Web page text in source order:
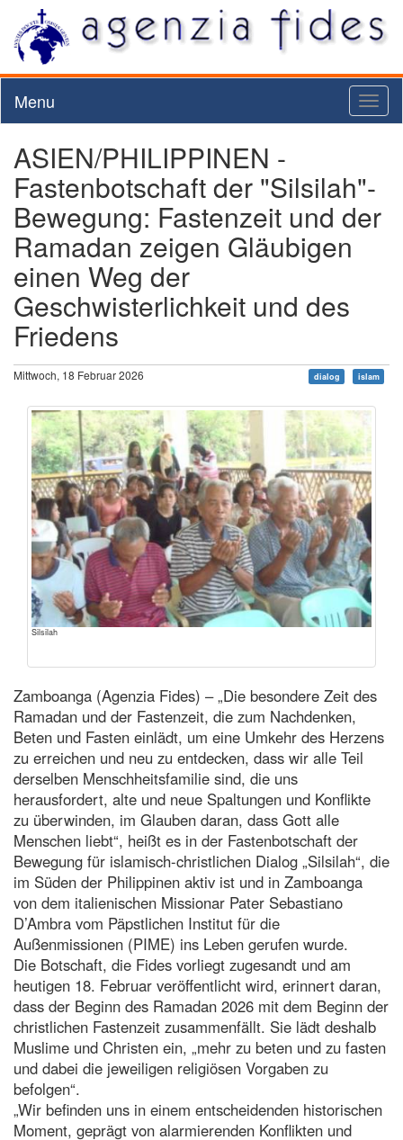
Menu
ASIEN/PHILIPPINEN -
Fastenbotschaft der "Silsilah"-
Bewegung: Fastenzeit und der
Ramadan zeigen Gläubigen
einen Weg der
Geschwisterlichkeit und des
Friedens
Mittwoch, 18 Februar 2026 dialog islam
Silsilah
Zamboanga (Agenzia Fides) – „Die besondere Zeit des
Ramadan und der Fastenzeit, die zum Nachdenken,
Beten und Fasten einlädt, um eine Umkehr des Herzens
zu erreichen und neu zu entdecken, dass wir alle Teil
derselben Menschheitsfamilie sind, die uns
herausfordert, alte und neue Spaltungen und Konflikte
zu überwinden, im Glauben daran, dass Gott alle
Menschen liebt“, heißt es in der Fastenbotschaft der
Bewegung für islamisch-christlichen Dialog „Silsilah“, die
im Süden der Philippinen aktiv ist und in Zamboanga
von dem italienischen Missionar Pater Sebastiano
D’Ambra vom Päpstlichen Institut für die
Außenmissionen (PIME) ins Leben gerufen wurde.
Die Botschaft, die Fides vorliegt zugesandt und am
heutigen 18. Februar veröffentlicht wird, erinnert daran,
dass der Beginn des Ramadan 2026 mit dem Beginn der
christlichen Fastenzeit zusammenfällt. Sie lädt deshalb
Muslime und Christen ein, „mehr zu beten und zu fasten
und dabei die jeweiligen religiösen Vorgaben zu
befolgen“.
„Wir befinden uns in einem entscheidenden historischen
Moment, geprägt von alarmierenden Konflikten und